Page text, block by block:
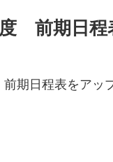
前期日程
期日程表をアッ